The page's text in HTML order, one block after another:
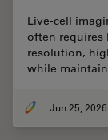
Live‑cell
often requires
resolution,
while
Jun 25, 2026